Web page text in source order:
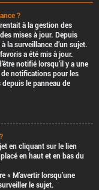
?
à la gestion des
mises à jour. Depuis
la surveillance d’un sujet.
a été mis à jour.
notifié lorsqu’il y a une
notifications pour les
le panneau de
en cliquant sur le lien
en haut et en bas du
« M’avertir lorsqu’une
le sujet.